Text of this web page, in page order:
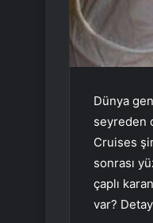
Dünya
seyreden
Cruises
sonrası
çaplı
var?